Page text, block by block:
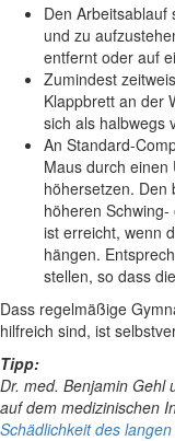
Den Arbeitsablauf
und zu
entfernt oder auf
Zumindest
Klappbrett an der
sich als halbwegs
An Standard-
Maus durch
höhersetzen. Den
höheren
ist erreicht, wenn
hängen.
stellen, so dass
Dass regelmäßige
hilfreich sind, ist
Tipp:
Dr. med. Benjamin Gehl
auf dem medizinischen
Schädlichkeit des